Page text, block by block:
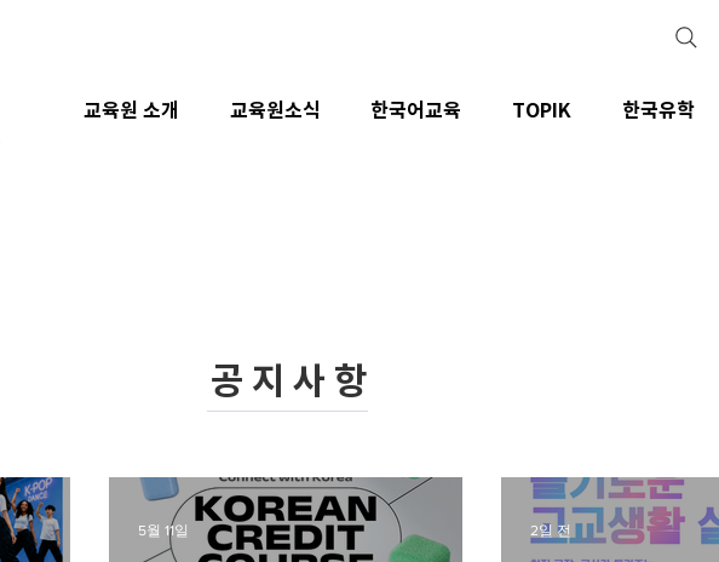
공지사항
5월 11일 2일 전
교육원 소개 교육원소식 한국어교육 TOPIK 한국유학